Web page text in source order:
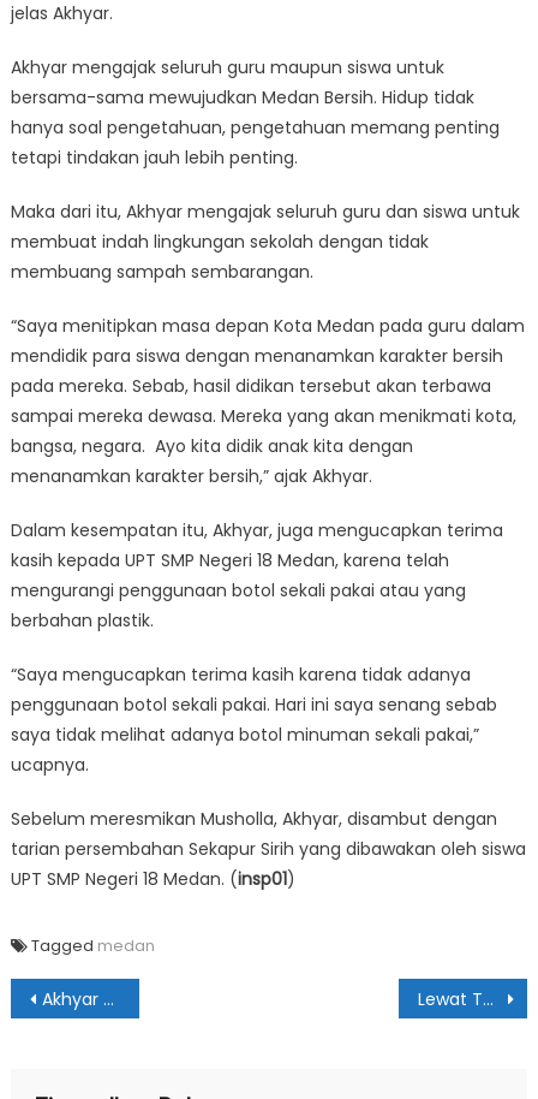
jelas Akhyar.
Akhyar mengajak seluruh guru maupun siswa untuk
bersama-sama mewujudkan Medan Bersih. Hidup tidak
hanya soal pengetahuan, pengetahuan memang penting
tetapi tindakan jauh lebih penting.
Maka dari itu, Akhyar mengajak seluruh guru dan siswa untuk
membuat indah lingkungan sekolah dengan tidak
membuang sampah sembarangan.
“Saya menitipkan masa depan Kota Medan pada guru dalam
mendidik para siswa dengan menanamkan karakter bersih
pada mereka. Sebab, hasil didikan tersebut akan terbawa
sampai mereka dewasa. Mereka yang akan menikmati kota,
bangsa, negara. Ayo kita didik anak kita dengan
menanamkan karakter bersih,” ajak Akhyar.
Dalam kesempatan itu, Akhyar, juga mengucapkan terima
kasih kepada UPT SMP Negeri 18 Medan, karena telah
mengurangi penggunaan botol sekali pakai atau yang
berbahan plastik.
“Saya mengucapkan terima kasih karena tidak adanya
penggunaan botol sekali pakai. Hari ini saya senang sebab
saya tidak melihat adanya botol minuman sekali pakai,”
ucapnya.
Sebelum meresmikan Musholla, Akhyar, disambut dengan
tarian persembahan Sekapur Sirih yang dibawakan oleh siswa
UPT SMP Negeri 18 Medan. (insp01)
Tagged medan
Navigasi
Akhyar Buka Christmas Season 2019 Lewat TPID, Inflasi di Medan Berupaya Terus Ditekan